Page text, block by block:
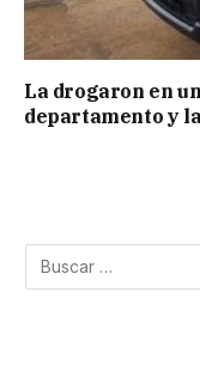
La drogaron en
departamento y